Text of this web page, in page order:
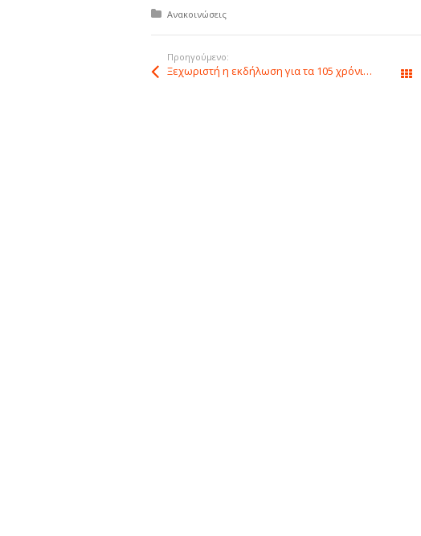
Δημοσιεύτηκε σε:
Ανακοινώσεις
Προηγούμενο:
Ξεχωριστή η εκδήλωση για τα 105 χρόνια από την απελευθέρωση της Φιλιππιάδας. Πρωταγωνιστές μαθητές και εκπαιδευτικοί.